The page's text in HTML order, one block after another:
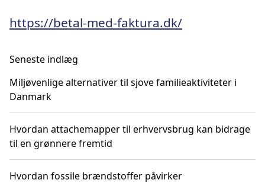
https://betal-med-faktura.dk/
Seneste indlæg
Miljøvenlige alternativer til sjove familieaktiviteter i
Danmark
Hvordan attachemapper til erhvervsbrug kan bidrage
til en grønnere fremtid
Hvordan fossile brændstoffer påvirker